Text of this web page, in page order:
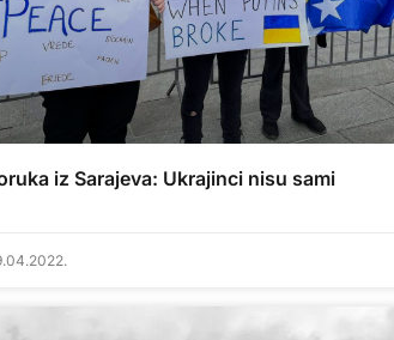
iz Sarajeva: Ukrajinci nisu sami